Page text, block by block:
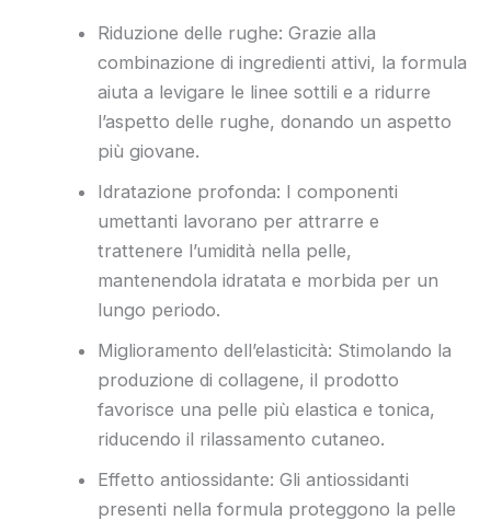
Riduzione delle rughe: Grazie alla
combinazione di ingredienti attivi, la formula
aiuta a levigare le linee sottili e a ridurre
l’aspetto delle rughe, donando un aspetto
più giovane.
Idratazione profonda: I componenti
umettanti lavorano per attrarre e
trattenere l’umidità nella pelle,
mantenendola idratata e morbida per un
lungo periodo.
Miglioramento dell’elasticità: Stimolando la
produzione di collagene, il prodotto
favorisce una pelle più elastica e tonica,
riducendo il rilassamento cutaneo.
Effetto antiossidante: Gli antiossidanti
presenti nella formula proteggono la pelle